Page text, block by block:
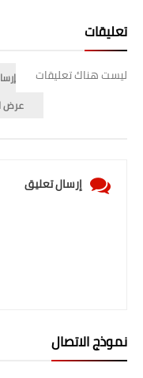
تعليقات
ليست هناك تعليقات
عرض
إرسال تعليق
نموذج الاتصال